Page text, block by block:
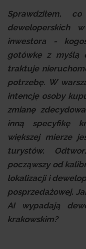
Sprawdziłem,
deweloperskich
inwestora -
gotówkę z myślą
traktuje
potrzebę. W
intencję osoby
zmianę
inną specyfikę
większej mierze
turystów.
począwszy od
lokalizacji i
posprzedażowej.
AI wypadają
krakowskim?